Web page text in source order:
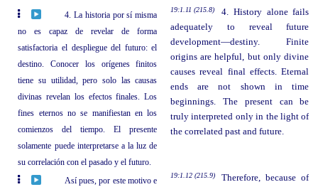
4. La historia por sí misma
no es capaz de revelar de forma
satisfactoria el despliegue del futuro: el
destino. Conocer los orígenes finitos
tiene su utilidad, pero solo las causas
divinas revelan los efectos finales. Los
fines eternos no se manifiestan en los
comienzos del tiempo. El presente
solamente puede interpretarse a la luz de
su correlación con el pasado y el futuro.
19:1.11 (215.8)
4. History alone fails
adequately to reveal future
development—destiny. Finite
origins are helpful, but only divine
causes reveal final effects. Eternal
ends are not shown in time
beginnings. The present can be
truly interpreted only in the light of
the correlated past and future.
Así pues, por este motivo e
19:1.12 (215.9)
Therefore, because of